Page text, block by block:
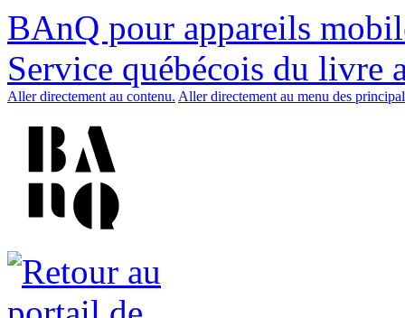
BAnQ pour appareils
Service québécois du livre
Aller directement au contenu. Aller directement au menu des